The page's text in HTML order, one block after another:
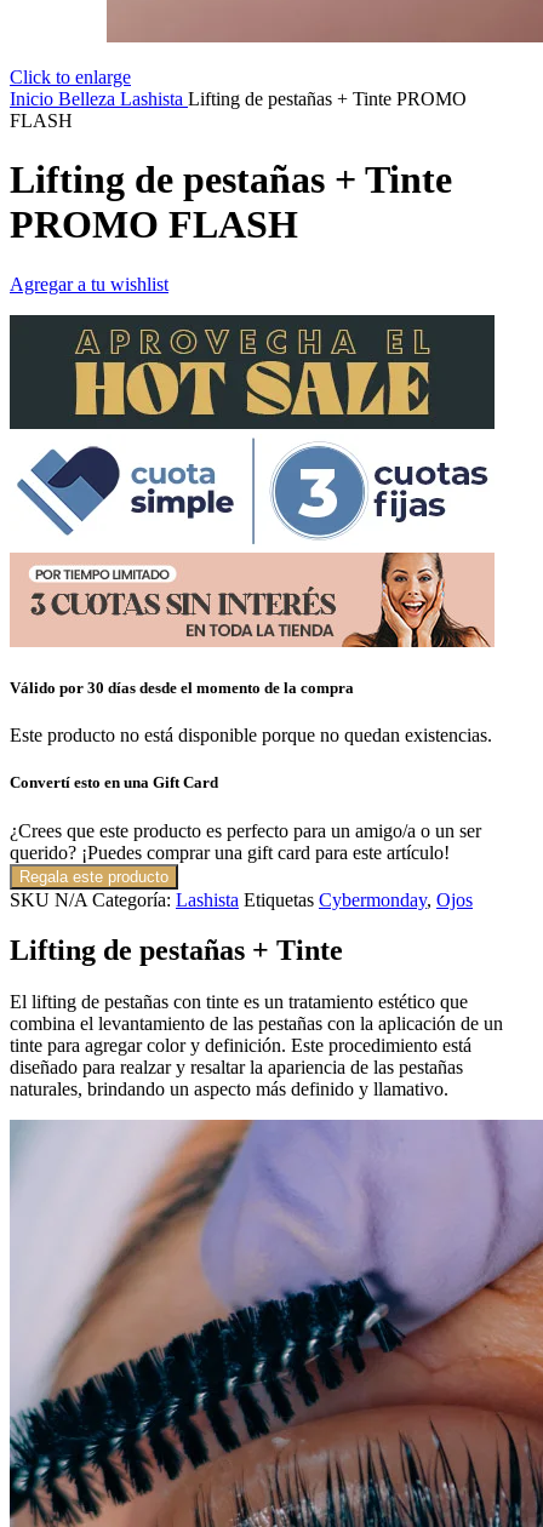
Click to enlarge
Inicio Belleza Lashista Lifting de pestañas + Tinte PROMO
FLASH
Lifting de pestañas + Tinte
PROMO FLASH
Agregar a tu wishlist
Válido por 30 días desde el momento de la compra
Este producto no está disponible porque no quedan existencias.
Convertí esto en una Gift Card
¿Crees que este producto es perfecto para un amigo/a o un ser
querido? ¡Puedes comprar una gift card para este artículo!
Regala este producto
SKU N/A Categoría: Lashista Etiquetas Cybermonday, Ojos
Lifting de pestañas + Tinte
El lifting de pestañas con tinte es un tratamiento estético que
combina el levantamiento de las pestañas con la aplicación de un
tinte para agregar color y definición. Este procedimiento está
diseñado para realzar y resaltar la apariencia de las pestañas
naturales, brindando un aspecto más definido y llamativo.